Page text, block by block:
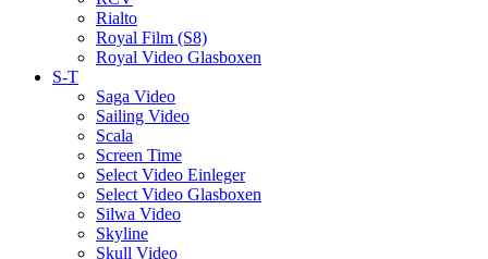
Rialto
Royal Film (S8)
Royal Video Glasboxen
S-T
Saga Video
Sailing Video
Scala
Screen Time
Select Video Einleger
Select Video Glasboxen
Silwa Video
Skyline
Skull Video